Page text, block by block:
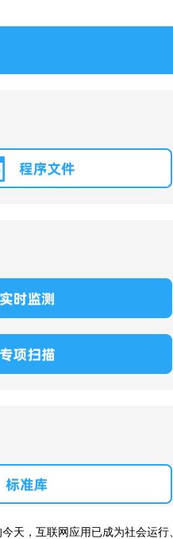
天，互联网应用已成为社会运